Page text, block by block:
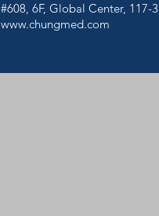
#608, 6F, Global Center,
www.chungmed.com